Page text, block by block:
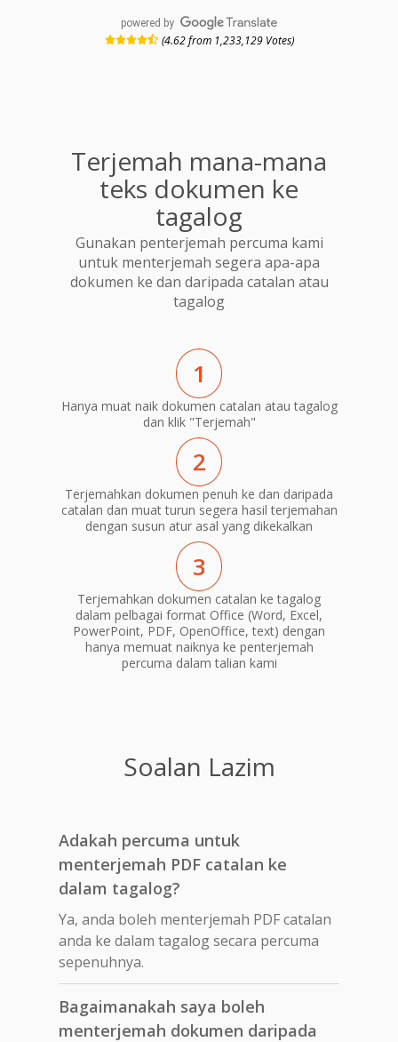
powered by
(4.62 from 1,233,129 Votes)
Terjemah mana-mana
teks dokumen ke
tagalog
Gunakan penterjemah percuma kami
untuk menterjemah segera apa-apa
dokumen ke dan daripada catalan atau
tagalog
1
Hanya muat naik dokumen catalan atau tagalog
dan klik "Terjemah"
2
Terjemahkan dokumen penuh ke dan daripada
catalan dan muat turun segera hasil terjemahan
dengan susun atur asal yang dikekalkan
3
Terjemahkan dokumen catalan ke tagalog
dalam pelbagai format Office (Word, Excel,
PowerPoint, PDF, OpenOffice, text) dengan
hanya memuat naiknya ke penterjemah
percuma dalam talian kami
Soalan Lazim
Adakah percuma untuk
menterjemah PDF catalan ke
dalam tagalog?
Ya, anda boleh menterjemah PDF catalan
anda ke dalam tagalog secara percuma
sepenuhnya.
Bagaimanakah saya boleh
menterjemah dokumen daripada